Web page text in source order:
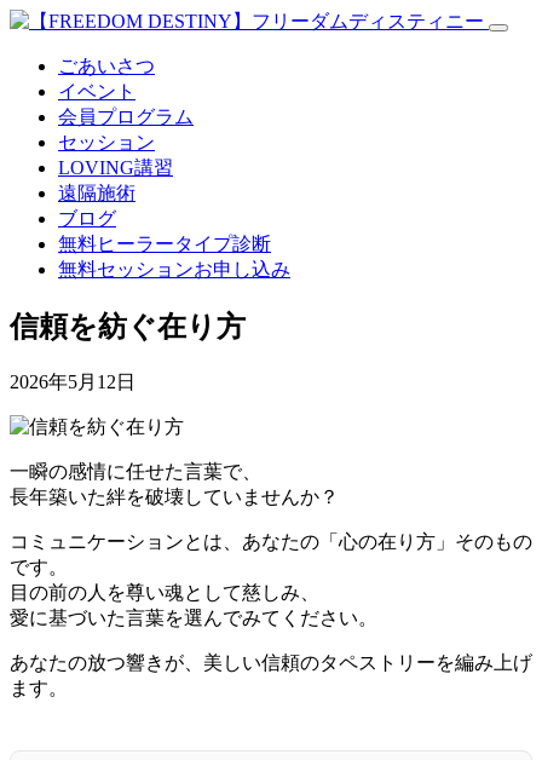
ごあいさつ
イベント
会員プログラム
セッション
LOVING講習
遠隔施術
ブログ
無料ヒーラータイプ診断
無料セッションお申し込み
信頼を紡ぐ在り方
2026年5月12日
一瞬の感情に任せた言葉で、
長年築いた絆を破壊していませんか？
コミュニケーションとは、あなたの「心の在り方」そのもの
です。
目の前の人を尊い魂として慈しみ、
愛に基づいた言葉を選んでみてください。
あなたの放つ響きが、美しい信頼のタペストリーを編み上げ
ます。